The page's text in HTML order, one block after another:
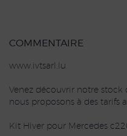
COMMENTAIRE
www.ivtsarl.lu
Venez découvrir notre
nous proposons à des tarifs
Kit Hiver pour Mercedes